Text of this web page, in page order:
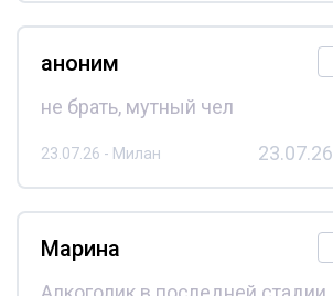
аноним
не брать, мутный чел
23.07.26 - Милан 23.07.26
Марина